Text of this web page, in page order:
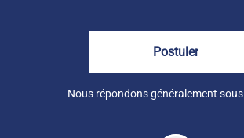
Postuler
Nous répondons généralement sous